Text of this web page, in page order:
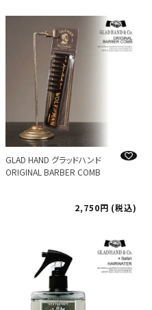
GLAD HAND グラッドハンド
ORIGINAL BARBER COMB
2,750 税込